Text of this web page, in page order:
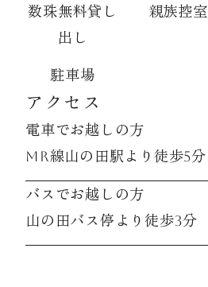
数珠無料貸し
出し
親族控室
駐車場
アクセス
電車でお越しの方
MR線山の田駅より徒歩5分
バスでお越しの方
山の田バス停より徒歩3分